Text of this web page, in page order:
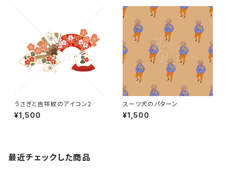
うさぎと吉祥紋のアイコン2
¥1,500
スーツ犬のパターン
¥1,500
最近チェックした商品